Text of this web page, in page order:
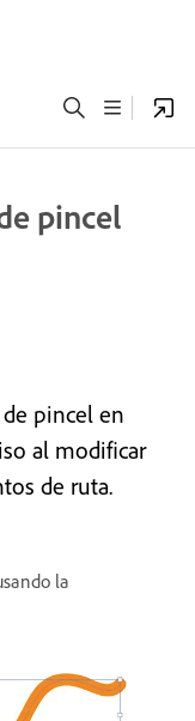
pincel
pincel en
al modificar
de ruta.
la